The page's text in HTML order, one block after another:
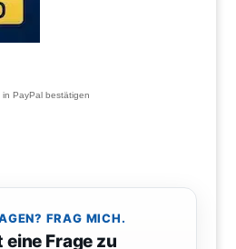
PayPal bestätigen
FRAG MICH.
eine Frage zu